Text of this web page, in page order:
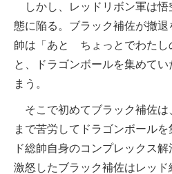
しかし、レッドリボン軍は悟
態に陥る。ブラック補佐が撤
帥は「あと ちょっとでわたし
と、ドラゴンボールを集めて
まう。
そこで初めてブラック補佐は
まで苦労してドラゴンボール
ド総帥自身のコンプレックス解
激怒したブラック補佐はレッド